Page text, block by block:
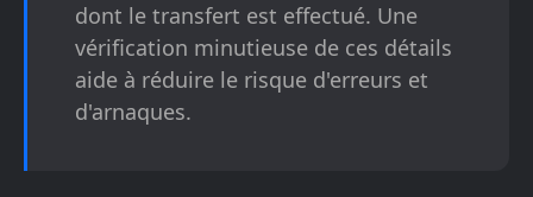
dont le transfert est effectué. Une
vérification minutieuse de ces détails
aide à réduire le risque d'erreurs et
d'arnaques.